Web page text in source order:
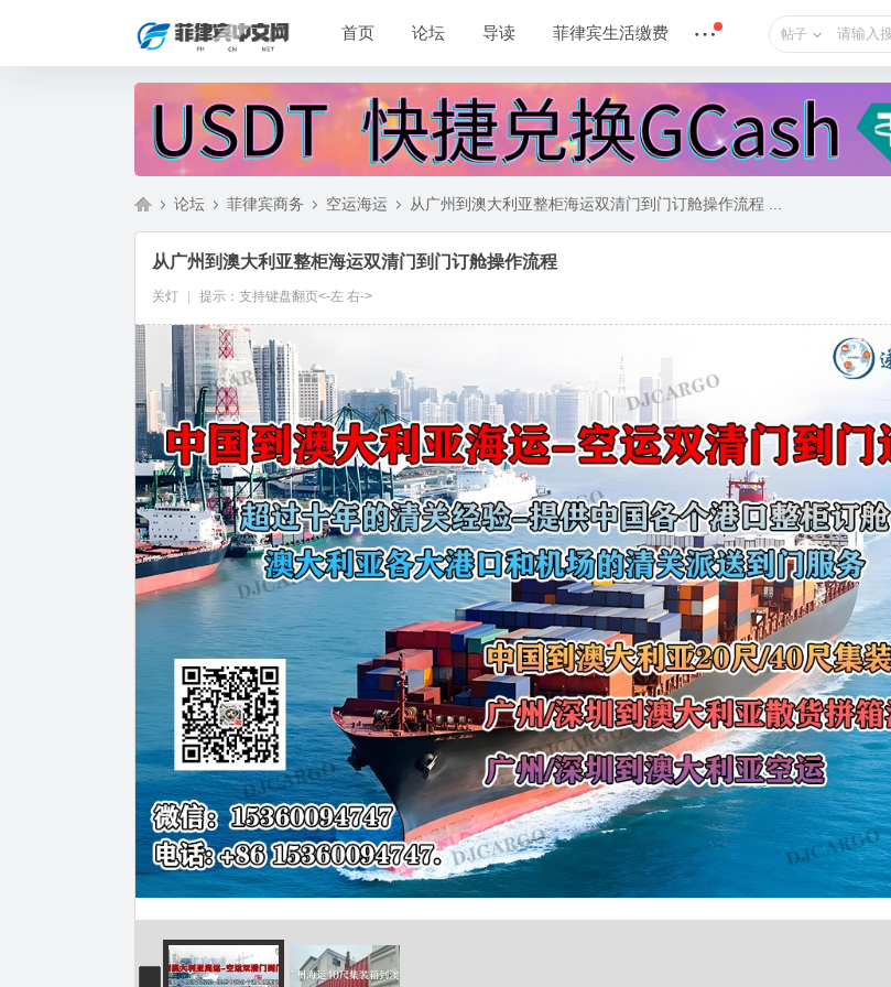
首页 论坛 导读 菲律宾生活缴费 帖子
律
宾
»
论坛
›
菲律宾商务 空运海运 从广州到澳大利亚整柜海运双清门到门订舱操作流程 ...
从广州到澳大利亚整柜海运双清门到门订舱操作流程
关灯
提示：支持键盘翻页<-左 右->